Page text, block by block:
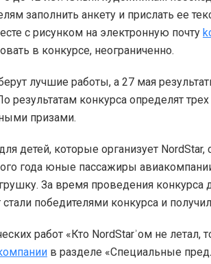
заполнить анкету и прислать ее
с рисунком на электронную почту
в конкурсе, неограниченно.
лучшие работы, а 27 мая
результатам конкурса определят
призами.
детей, которые организует NordStar,
года юные пассажиры
За время проведения конкурса
стали победителями конкурса и
работ «Кто NordStarʾом не летал,
в разделе «Специальные